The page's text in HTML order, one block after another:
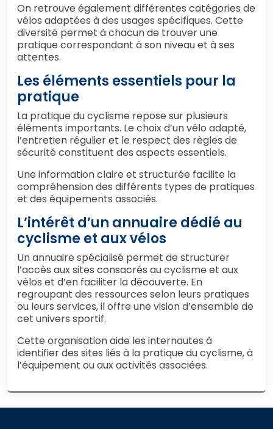
On retrouve également différentes catégories de
vélos adaptées à des usages spécifiques. Cette
diversité permet à chacun de trouver une
pratique correspondant à son niveau et à ses
attentes.
Les éléments essentiels pour la
pratique
La pratique du cyclisme repose sur plusieurs
éléments importants. Le choix d’un vélo adapté,
l’entretien régulier et le respect des règles de
sécurité constituent des aspects essentiels.
Une information claire et structurée facilite la
compréhension des différents types de pratiques
et des équipements associés.
L’intérêt d’un annuaire dédié au
cyclisme et aux vélos
Un annuaire spécialisé permet de structurer
l’accès aux sites consacrés au cyclisme et aux
vélos et d’en faciliter la découverte. En
regroupant des ressources selon leurs pratiques
ou leurs services, il offre une vision d’ensemble de
cet univers sportif.
Cette organisation aide les internautes à
identifier des sites liés à la pratique du cyclisme, à
l’équipement ou aux activités associées.